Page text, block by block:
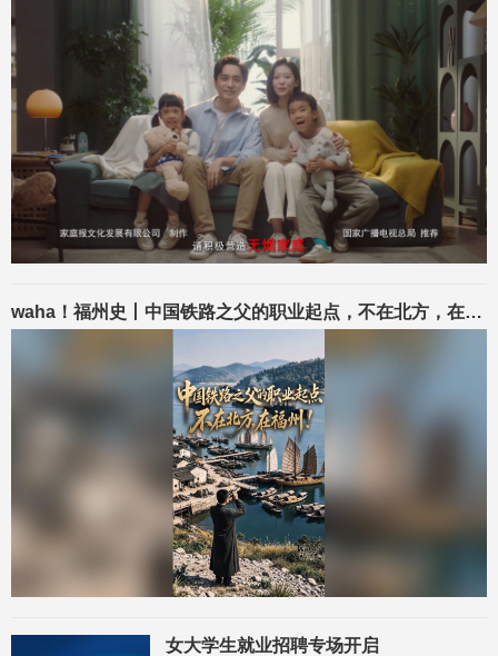
waha！福州史丨中国铁路之父的职业起点，不在北方，在福州！
女大学生就业招聘专场开启